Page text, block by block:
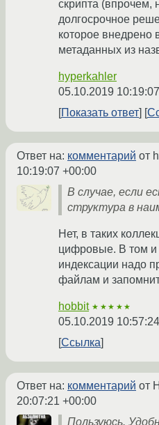
скрипта (впрочем,
долгосрочное
которое внедрено
метаданных из
hyperkahler
05.10.2019
Показать ответ
Ответ на: комментарий от
10:19:07 +00:00
В случае, если
структура в
Нет, в таких
цифровые. В том и
индексации надо
файлам и
hobbit ★★★★★
05.10.2019
Ссылка
Ответ на: комментарий от
20:07:21 +00:00
Пользуюсь.